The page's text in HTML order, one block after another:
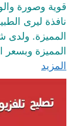
قوية وصورة
نافذة ليرى
المميزة.
المميزة وبسعر
المزيد